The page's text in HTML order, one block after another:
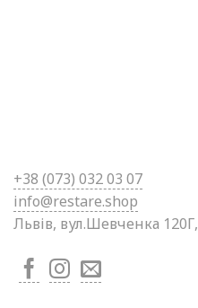
+38 (073) 032 03 07
info@restare.shop
Львів, вул.Шевченка